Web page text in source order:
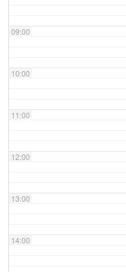
09:00
10:00
11:00
12:00
13:00
14:00